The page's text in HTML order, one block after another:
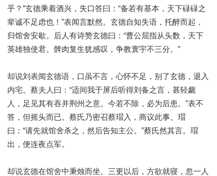
乎？”玄德乘着酒兴，失口答曰：“备若有基本，天下碌碌之
辈诚不足虑也！”表闻言默然。玄德自知失语，托醉而起，
归馆舍安歇。后人有诗赞玄德曰：“曹公屈指从头数，天下
英雄独使君。髀肉复生犹感叹，争教寰宇不三分。”
却说刘表闻玄德语，口虽不言，心怀不足，别了玄德，退入
内宅。蔡夫人曰：“适间我于屏后听得刘备之言，甚轻觑
人，足见其有吞并荆州之意。今若不除，必为后患。”表不
答，但摇头而已。蔡氏乃密召蔡瑁入，商议此事。瑁
曰：“请先就馆舍杀之，然后告知主公。”蔡氏然其言。瑁
出，便连夜点军。
却说玄德在馆舍中秉烛而坐。三更以后，方欲就寝，忽一人